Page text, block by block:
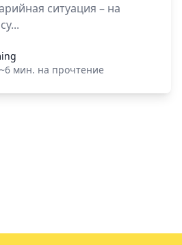
ситуация – на
~6 мин. на прочтение